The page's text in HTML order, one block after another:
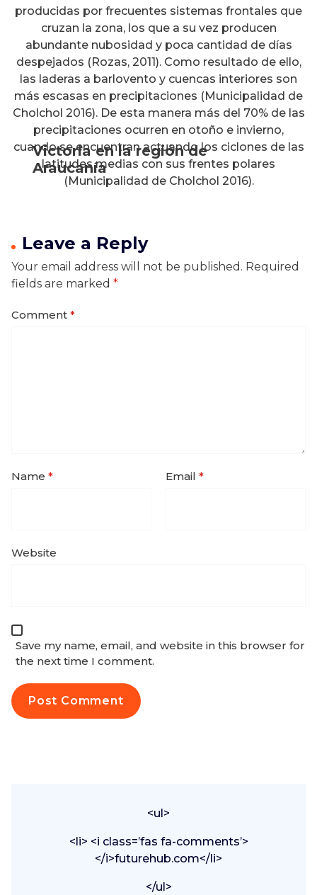
Victoria en la región de
Araucanía
producidas por frecuentes sistemas frontales que
cruzan la zona, los que a su vez producen
abundante nubosidad y poca cantidad de días
despejados (Rozas, 2011). Como resultado de ello,
las laderas a barlovento y cuencas interiores son
más escasas en precipitaciones (Municipalidad de
Cholchol 2016). De esta manera más del 70% de las
precipitaciones ocurren en otoño e invierno,
cuando se encuentran actuando los ciclones de las
latitudes medias con sus frentes polares
(Municipalidad de Cholchol 2016).
Leave a Reply
Your email address will not be published. Required
fields are marked *
Comment *
Name * Email *
Website
Save my name, email, and website in this browser for
the next time I comment.
<ul>
<li> <i class=’fas fa-comments’>
</i>futurehub.com</li>
</ul>